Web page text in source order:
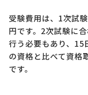
受験費用は、1次試
円です。2次試験に
行う必要もあり、15
の資格と比べて資格
です。